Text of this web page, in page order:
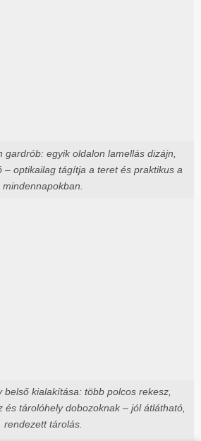
gardrób: egyik oldalon lamellás dizájn,
– optikailag tágítja a teret és praktikus a
mindennapokban.
belső kialakítása: több polcos rekesz,
és tárolóhely dobozoknak – jól átlátható,
rendezett tárolás.